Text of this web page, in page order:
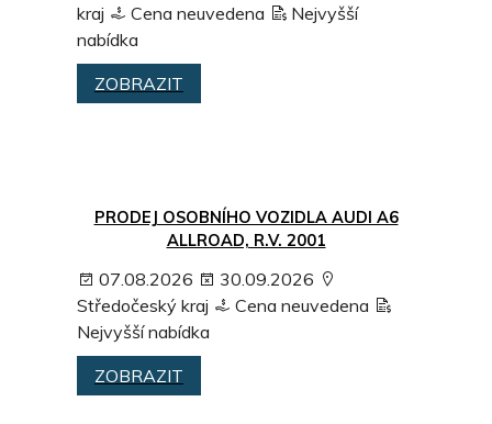
kraj
Cena neuvedena
Nejvyšší
nabídka
ZOBRAZIT
PRODEJ OSOBNÍHO VOZIDLA AUDI A6
ALLROAD, R.V. 2001
07.08.2026
30.09.2026
Středočeský kraj
Cena neuvedena
Nejvyšší nabídka
ZOBRAZIT